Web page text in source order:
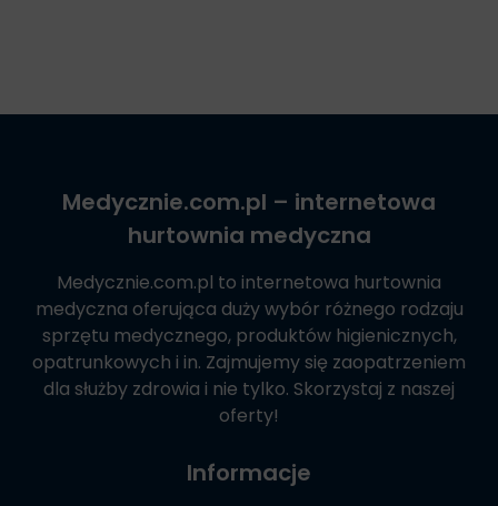
Medycznie.com.pl – internetowa
hurtownia medyczna
Medycznie.com.pl to internetowa hurtownia
medyczna oferująca duży wybór różnego rodzaju
sprzętu medycznego, produktów higienicznych,
opatrunkowych i in. Zajmujemy się zaopatrzeniem
dla służby zdrowia i nie tylko. Skorzystaj z naszej
oferty!
Informacje